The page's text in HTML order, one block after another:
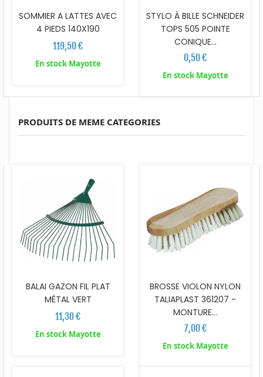
SOMMIER A LATTES AVEC
4 PIEDS 140X190
119,50 €
En stock Mayotte
STYLO À BILLE SCHNEIDER
TOPS 505 POINTE
CONIQUE...
0,50 €
En stock Mayotte
PRODUITS DE MEME CATEGORIES
BALAI GAZON FIL PLAT
MÉTAL VERT
11,30 €
En stock Mayotte
BROSSE VIOLON NYLON
TALIAPLAST 361207 -
MONTURE...
7,00 €
En stock Mayotte